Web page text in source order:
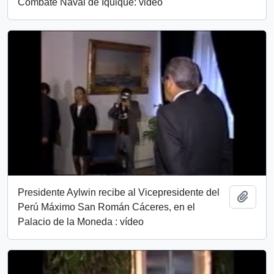
Presidente Aylwin recibe al Vicepresidente del
Perú Máximo San Román Cáceres​, en el
Palacio de la Moneda : vídeo